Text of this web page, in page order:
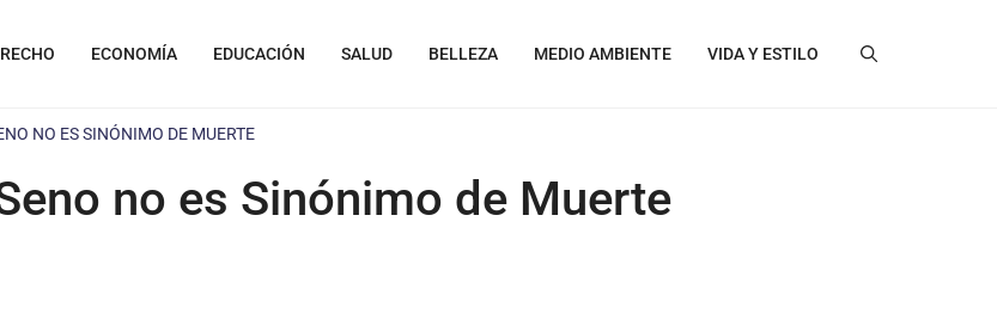
ECONOMÍA EDUCACIÓN SALUD BELLEZA MEDIO AMBIENTE VIDA Y ESTILO
NO ES SINÓNIMO DE MUERTE
no es Sinónimo de Muerte